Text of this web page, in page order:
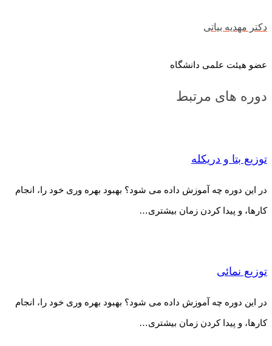
دکتر مهدیه بیاتی
عضو هیئت علمی دانشگاه
دوره های مرتبط
توزیع بتا و دریکله
در این دوره چه آموزش داده می شود؟ بهبود بهره وری خود را، انجام
کارها، و پیدا کردن زمان بیشتری…
توزیع نمائی
در این دوره چه آموزش داده می شود؟ بهبود بهره وری خود را، انجام
کارها، و پیدا کردن زمان بیشتری…